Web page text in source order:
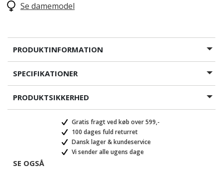
Se damemodel
PRODUKTINFORMATION
SPECIFIKATIONER
PRODUKTSIKKERHED
Gratis fragt ved køb over 599,-
100 dages fuld returret
Dansk lager & kundeservice
Vi sender alle ugens dage
SE OGSÅ